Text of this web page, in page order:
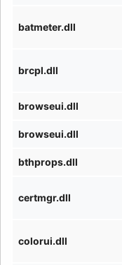
batmeter.dll
brcpl.dll
browseui.dll
browseui.dll
bthprops.dll
certmgr.dll
colorui.dll